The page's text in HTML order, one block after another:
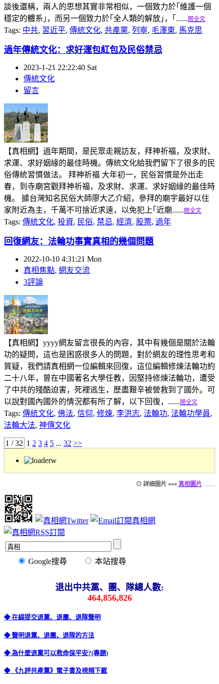
談後還稱，兩人的思想其實非常相似，一個致力於｢維護一個
穩定的體系｣，而另一個致力於｢全人類的解放｣，｢...... 閱全文
Tags: 中共, 習近平, 傳統文化, 共產黨, 列寧, 毛澤東, 馬克思
過年傳統文化：求好運包紅包及民俗禁忌
2023-1-21 22:22:40 Sat
傳統文化
留言
【真相網】過年期間，是民眾走親訪友，拜神祈福，及求財、
求運、求好姻緣的最佳時機。傳統文化給我們留下了很多的民
俗傳統習慣做法。 拜神祈福 大年初一，民俗習慣是外出走
春，到寺廟宮觀拜神祈福，及求財、求運、求好姻緣的最佳時
機。 據台灣知名民俗大師廖大乙介紹，參拜的廟宇最好以住
家附近為主，千萬不可捨近求遠，以免犯上｢近廟...... 閱全文
Tags: 傳統文化, 投資, 民俗, 禁忌, 經濟, 股票, 過年
回復網友：法輪功事實真相的幾個問題
2022-10-10 4:31:21 Mon
真相焦點, 網友交流
3評論
【真相網】yyyy網友留言很長的內容，其中有幾個是關於法輪
功的疑問，這也是困惑很多人的問題，對於網友的理性思考和
質疑，我們請真相網一位編輯來回復，這位編輯修煉法輪功約
二十八年，曾在中國著名大學任教，因堅持修煉法輪功，遭受
了中共的殘酷迫害，死裡逃生，歷盡艱辛被營救到了國外。可
以說對國內國外的情況都有所了解，以下回復，...... 閱全文
Tags: 傳統文化, 佛法, 信仰, 修煉, 李洪志, 法輪功, 法輪功學員,
法輪大法, 神傳文化
1 / 32 1 2 3 4 5 ... 32 >>
⊙ 詳細圖片 »»» 真相圖片 ……
Google搜尋 本站搜尋
退出中共黨、團、隊總人數:
464,856,826
◆ 在線提交退黨、退團、退隊聲明
◆ 聲明退黨、退團、退隊的方法
◆ 為什麼退黨可以救命保平安?(專題)
◆ 《九評共產黨》電子書及視頻下載